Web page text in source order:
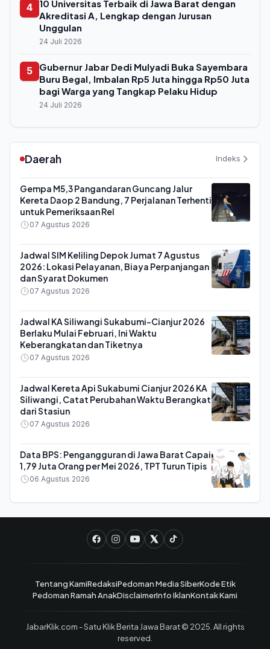
4
10 Universitas Terbaik di Jawa Barat dengan
Akreditasi A, Lengkap dengan Jurusan
Unggulan
24 Juli 2026
5
Gubernur Jabar Dedi Mulyadi Buka Sayembara
Buru Begal, Imbalan Rp5 Juta hingga Rp50 Juta
bagi Warga yang Tangkap Pelaku Hidup
24 Juli 2026
Daerah Indeks
Gempa M5,3 Pangandaran Guncang Jalur
Kereta Daop 2 Bandung, 7 Perjalanan Terhenti
untuk Pemeriksaan Rel
07 Agustus 2026
Jadwal SIM Keliling Depok Jumat 7 Agustus
2026: Lokasi Pelayanan, Biaya Perpanjangan
dan Syarat Dokumen
07 Agustus 2026
Jadwal KA Siliwangi Sukabumi-Cianjur 2026
Berlaku Mulai Februari, Ini Waktu
Keberangkatan dan Tiketnya
07 Agustus 2026
Jadwal Kereta Api Sukabumi Cianjur 2026 KA
Siliwangi, Catat Perubahan Waktu Berangkat
dari Stasiun
07 Agustus 2026
Data BPS: Pengangguran di Jawa Barat Capai
1,79 Juta Orang per Mei 2026, TPT Turun Tipis
06 Agustus 2026
Tentang KamiRedaksiPedoman Media SiberKode Etik
Pedoman Ramah AnakDisclaimerInfo IklanKontak Kami
JabarKlik.com - Satu Klik Berita Jawa Barat © 2025. All rights
reserved.